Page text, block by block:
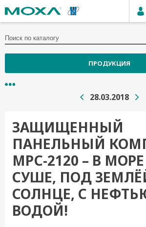
ПРОДУКЦИЯ
28.03.2018
ЗАЩИЩЕННЫЙ
ПАНЕЛЬНЫЙ
MPC-2120 – В
СУШЕ, ПОД
СОЛНЦЕ, С
ВОДОЙ!